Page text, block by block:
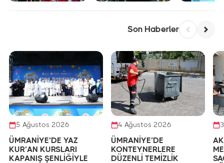
Son Haberler
5 Ağustos 2026
ÜMRANİYE’DE YAZ
KUR’AN KURSLARI
KAPANIŞ ŞENLİĞİYLE
4 Ağustos 2026
ÜMRANİYE’DE
KONTEYNERLERE
DÜZENLİ TEMİZLİK